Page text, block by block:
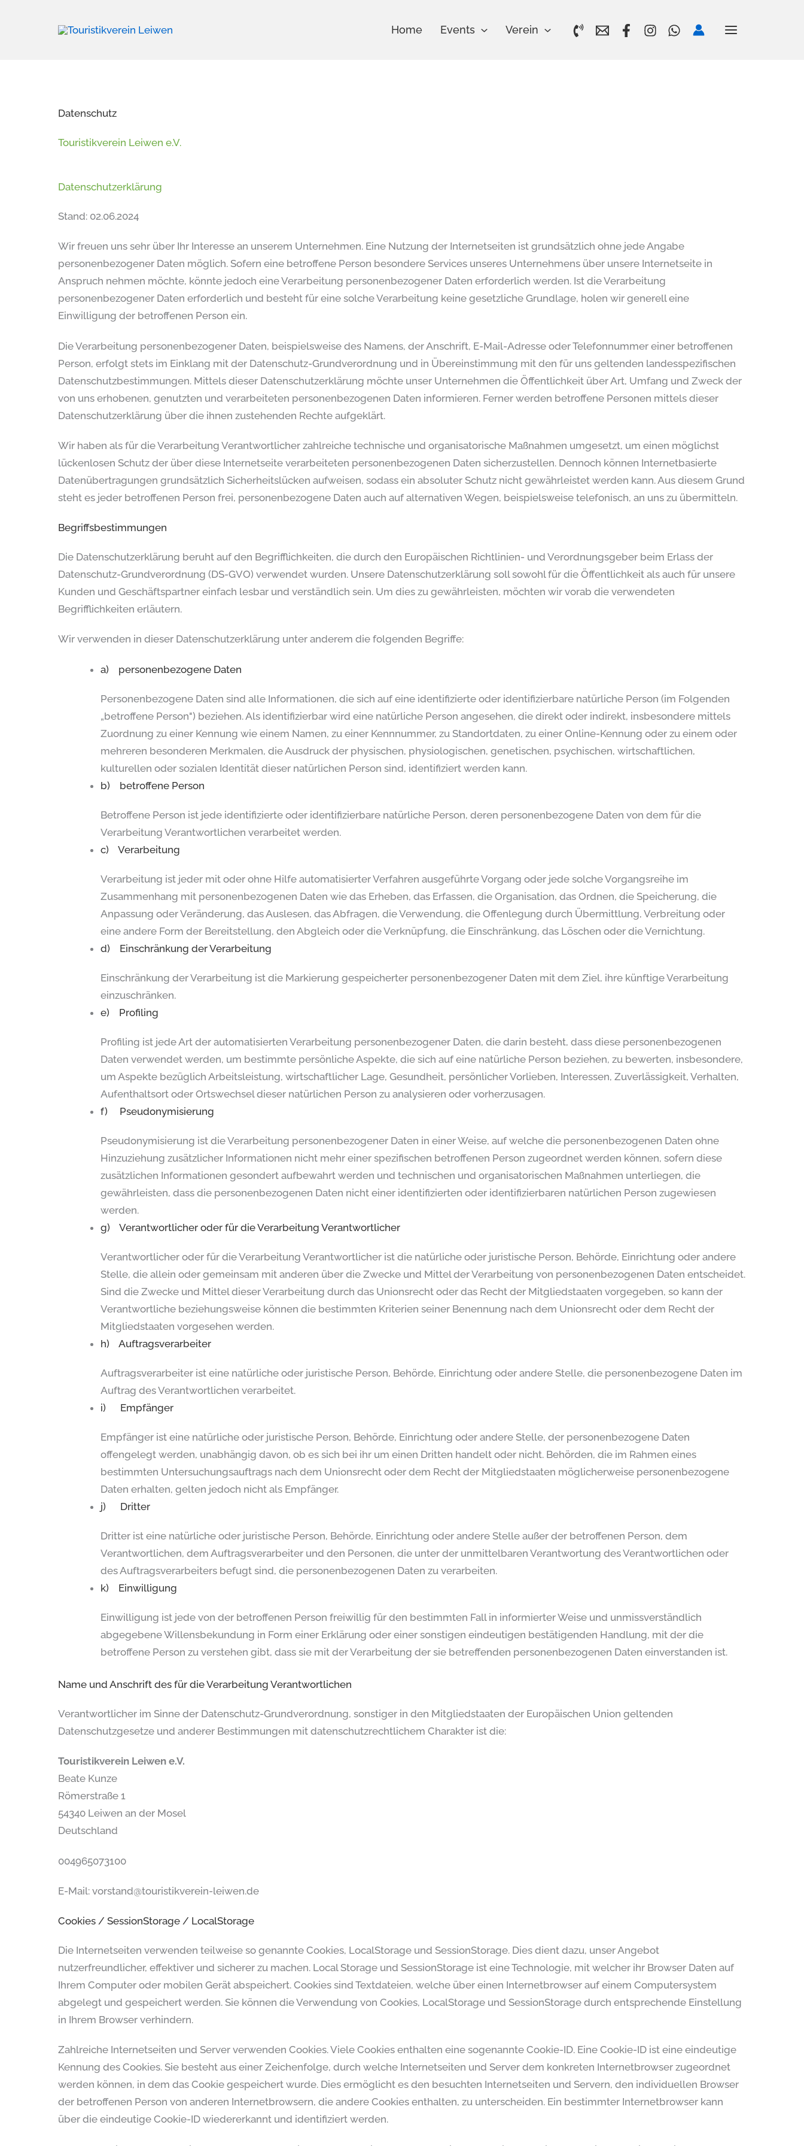
Home Events Verein
Datenschutz
Touristikverein Leiwen e.V.
Datenschutzerklärung
Stand: 02.06.2024
Wir freuen uns sehr über Ihr Interesse an unserem Unternehmen. Eine Nutzung der Internetseiten ist grundsätzlich ohne jede Angabe
personenbezogener Daten möglich. Sofern eine betroffene Person besondere Services unseres Unternehmens über unsere Internetseite in
Anspruch nehmen möchte, könnte jedoch eine Verarbeitung personenbezogener Daten erforderlich werden. Ist die Verarbeitung
personenbezogener Daten erforderlich und besteht für eine solche Verarbeitung keine gesetzliche Grundlage, holen wir generell eine
Einwilligung der betroffenen Person ein.
Die Verarbeitung personenbezogener Daten, beispielsweise des Namens, der Anschrift, E-Mail-Adresse oder Telefonnummer einer betroffenen
Person, erfolgt stets im Einklang mit der Datenschutz-Grundverordnung und in Übereinstimmung mit den für uns geltenden landesspezifischen
Datenschutzbestimmungen. Mittels dieser Datenschutzerklärung möchte unser Unternehmen die Öffentlichkeit über Art, Umfang und Zweck der
von uns erhobenen, genutzten und verarbeiteten personenbezogenen Daten informieren. Ferner werden betroffene Personen mittels dieser
Datenschutzerklärung über die ihnen zustehenden Rechte aufgeklärt.
Wir haben als für die Verarbeitung Verantwortlicher zahlreiche technische und organisatorische Maßnahmen umgesetzt, um einen möglichst
lückenlosen Schutz der über diese Internetseite verarbeiteten personenbezogenen Daten sicherzustellen. Dennoch können Internetbasierte
Datenübertragungen grundsätzlich Sicherheitslücken aufweisen, sodass ein absoluter Schutz nicht gewährleistet werden kann. Aus diesem Grund
steht es jeder betroffenen Person frei, personenbezogene Daten auch auf alternativen Wegen, beispielsweise telefonisch, an uns zu übermitteln.
Begriffsbestimmungen
Die Datenschutzerklärung beruht auf den Begrifflichkeiten, die durch den Europäischen Richtlinien- und Verordnungsgeber beim Erlass der
Datenschutz-Grundverordnung (DS-GVO) verwendet wurden. Unsere Datenschutzerklärung soll sowohl für die Öffentlichkeit als auch für unsere
Kunden und Geschäftspartner einfach lesbar und verständlich sein. Um dies zu gewährleisten, möchten wir vorab die verwendeten
Begrifflichkeiten erläutern.
Wir verwenden in dieser Datenschutzerklärung unter anderem die folgenden Begriffe:
a) personenbezogene Daten
Personenbezogene Daten sind alle Informationen, die sich auf eine identifizierte oder identifizierbare natürliche Person (im Folgenden
„betroffene Person") beziehen. Als identifizierbar wird eine natürliche Person angesehen, die direkt oder indirekt, insbesondere mittels
Zuordnung zu einer Kennung wie einem Namen, zu einer Kennnummer, zu Standortdaten, zu einer Online-Kennung oder zu einem oder
mehreren besonderen Merkmalen, die Ausdruck der physischen, physiologischen, genetischen, psychischen, wirtschaftlichen,
kulturellen oder sozialen Identität dieser natürlichen Person sind, identifiziert werden kann.
b) betroffene Person
Betroffene Person ist jede identifizierte oder identifizierbare natürliche Person, deren personenbezogene Daten von dem für die
Verarbeitung Verantwortlichen verarbeitet werden.
c) Verarbeitung
Verarbeitung ist jeder mit oder ohne Hilfe automatisierter Verfahren ausgeführte Vorgang oder jede solche Vorgangsreihe im
Zusammenhang mit personenbezogenen Daten wie das Erheben, das Erfassen, die Organisation, das Ordnen, die Speicherung, die
Anpassung oder Veränderung, das Auslesen, das Abfragen, die Verwendung, die Offenlegung durch Übermittlung, Verbreitung oder
eine andere Form der Bereitstellung, den Abgleich oder die Verknüpfung, die Einschränkung, das Löschen oder die Vernichtung.
d) Einschränkung der Verarbeitung
Einschränkung der Verarbeitung ist die Markierung gespeicherter personenbezogener Daten mit dem Ziel, ihre künftige Verarbeitung
einzuschränken.
e) Profiling
Profiling ist jede Art der automatisierten Verarbeitung personenbezogener Daten, die darin besteht, dass diese personenbezogenen
Daten verwendet werden, um bestimmte persönliche Aspekte, die sich auf eine natürliche Person beziehen, zu bewerten, insbesondere,
um Aspekte bezüglich Arbeitsleistung, wirtschaftlicher Lage, Gesundheit, persönlicher Vorlieben, Interessen, Zuverlässigkeit, Verhalten,
Aufenthaltsort oder Ortswechsel dieser natürlichen Person zu analysieren oder vorherzusagen.
f) Pseudonymisierung
Pseudonymisierung ist die Verarbeitung personenbezogener Daten in einer Weise, auf welche die personenbezogenen Daten ohne
Hinzuziehung zusätzlicher Informationen nicht mehr einer spezifischen betroffenen Person zugeordnet werden können, sofern diese
zusätzlichen Informationen gesondert aufbewahrt werden und technischen und organisatorischen Maßnahmen unterliegen, die
gewährleisten, dass die personenbezogenen Daten nicht einer identifizierten oder identifizierbaren natürlichen Person zugewiesen
werden.
g) Verantwortlicher oder für die Verarbeitung Verantwortlicher
Verantwortlicher oder für die Verarbeitung Verantwortlicher ist die natürliche oder juristische Person, Behörde, Einrichtung oder andere
Stelle, die allein oder gemeinsam mit anderen über die Zwecke und Mittel der Verarbeitung von personenbezogenen Daten entscheidet.
Sind die Zwecke und Mittel dieser Verarbeitung durch das Unionsrecht oder das Recht der Mitgliedstaaten vorgegeben, so kann der
Verantwortliche beziehungsweise können die bestimmten Kriterien seiner Benennung nach dem Unionsrecht oder dem Recht der
Mitgliedstaaten vorgesehen werden.
h) Auftragsverarbeiter
Auftragsverarbeiter ist eine natürliche oder juristische Person, Behörde, Einrichtung oder andere Stelle, die personenbezogene Daten im
Auftrag des Verantwortlichen verarbeitet.
i) Empfänger
Empfänger ist eine natürliche oder juristische Person, Behörde, Einrichtung oder andere Stelle, der personenbezogene Daten
offengelegt werden, unabhängig davon, ob es sich bei ihr um einen Dritten handelt oder nicht. Behörden, die im Rahmen eines
bestimmten Untersuchungsauftrags nach dem Unionsrecht oder dem Recht der Mitgliedstaaten möglicherweise personenbezogene
Daten erhalten, gelten jedoch nicht als Empfänger.
j) Dritter
Dritter ist eine natürliche oder juristische Person, Behörde, Einrichtung oder andere Stelle außer der betroffenen Person, dem
Verantwortlichen, dem Auftragsverarbeiter und den Personen, die unter der unmittelbaren Verantwortung des Verantwortlichen oder
des Auftragsverarbeiters befugt sind, die personenbezogenen Daten zu verarbeiten.
k) Einwilligung
Einwilligung ist jede von der betroffenen Person freiwillig für den bestimmten Fall in informierter Weise und unmissverständlich
abgegebene Willensbekundung in Form einer Erklärung oder einer sonstigen eindeutigen bestätigenden Handlung, mit der die
betroffene Person zu verstehen gibt, dass sie mit der Verarbeitung der sie betreffenden personenbezogenen Daten einverstanden ist.
Name und Anschrift des für die Verarbeitung Verantwortlichen
Verantwortlicher im Sinne der Datenschutz-Grundverordnung, sonstiger in den Mitgliedstaaten der Europäischen Union geltenden
Datenschutzgesetze und anderer Bestimmungen mit datenschutzrechtlichem Charakter ist die:
Touristikverein Leiwen e.V.
Beate Kunze
Römerstraße 1
54340 Leiwen an der Mosel
Deutschland
004965073100
E-Mail: vorstand@touristikverein-leiwen.de
Cookies / SessionStorage / LocalStorage
Die Internetseiten verwenden teilweise so genannte Cookies, LocalStorage und SessionStorage. Dies dient dazu, unser Angebot
nutzerfreundlicher, effektiver und sicherer zu machen. Local Storage und SessionStorage ist eine Technologie, mit welcher ihr Browser Daten auf
Ihrem Computer oder mobilen Gerät abspeichert. Cookies sind Textdateien, welche über einen Internetbrowser auf einem Computersystem
abgelegt und gespeichert werden. Sie können die Verwendung von Cookies, LocalStorage und SessionStorage durch entsprechende Einstellung
in Ihrem Browser verhindern.
Zahlreiche Internetseiten und Server verwenden Cookies. Viele Cookies enthalten eine sogenannte Cookie-ID. Eine Cookie-ID ist eine eindeutige
Kennung des Cookies. Sie besteht aus einer Zeichenfolge, durch welche Internetseiten und Server dem konkreten Internetbrowser zugeordnet
werden können, in dem das Cookie gespeichert wurde. Dies ermöglicht es den besuchten Internetseiten und Servern, den individuellen Browser
der betroffenen Person von anderen Internetbrowsern, die andere Cookies enthalten, zu unterscheiden. Ein bestimmter Internetbrowser kann
über die eindeutige Cookie-ID wiedererkannt und identifiziert werden.